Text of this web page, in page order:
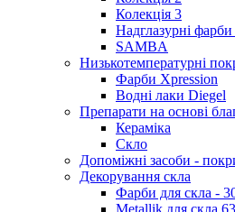
Колекція 3
Надглазурні
SAMBA
Низькотемпературні
Фарби Xpression
Водні лаки Diegel
Препарати на основі
Кераміка
Скло
Допоміжні засоби -
Декорування скла
Фарби для скла -
Metallik для скла